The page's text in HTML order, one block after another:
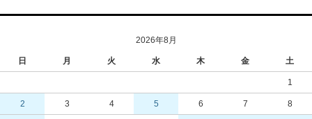
2026年8月
日 月 火 水 木 金 土
1
2 3 4 5 6 7 8